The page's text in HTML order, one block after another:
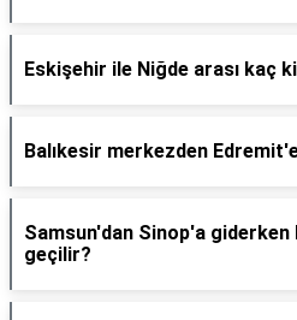
Eskişehir ile Niğde arası kaç
Balıkesir merkezden
Samsun'dan Sinop'a
geçilir?